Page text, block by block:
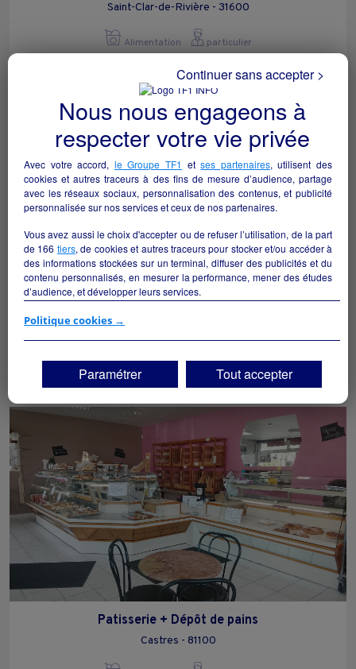
Saint-Clar-de-Rivière - 31600
Alimentation particulier
À louer : Local commercial – Laboratoire
Alimentation collectivite
Patisserie + Dépôt de pains
Castres - 81100
Nous nous engageons à
respecter votre vie privée
Avec votre accord, le Groupe TF1 etses partenaires, utilisent des
cookies et autres traceurs à des fins de mesure d’audience, partage
avec les réseaux sociaux, personnalisation des contenus, et publicité
personnalisée sur nos services et ceux de nos partenaires.
Vous avez aussi le choix d'accepter ou de refuser l’utilisation, de la part
de 166 tiers, de cookies et autres traceurs pour stocker et/ou accéder à
des informations stockées sur un terminal, diffuser des publicités et du
contenu personnalisés, en mesurer la performance, mener des études
d’audience, et développer leurs services.
Si vous continuez sans accepter, les fonctionnalités liées à la
vos centres d'intérêt. Seuls lescookies/traceurs techniquesseront
déposés et lus sur votre terminal.
Vous pouvez exprimer vos choix en cliquant sur "Tout accepter",
"Continuer sans accepter" ou "Paramétrer", et les modifier à tout
moment en cliquant sur le lien "Paramétrez vos choix" situé en bas de
Politique cookies →
Paramétrer
Continuer sans accepter >
Tout accepter